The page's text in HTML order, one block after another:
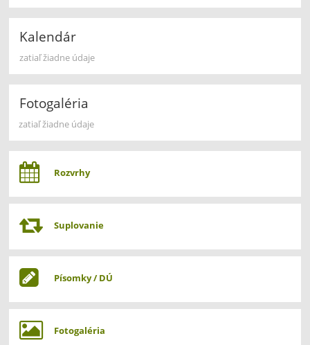
Kalendár
zatiaľ žiadne údaje
Fotogaléria
zatiaľ žiadne údaje
Rozvrhy
Suplovanie
Písomky / DÚ
Fotogaléria